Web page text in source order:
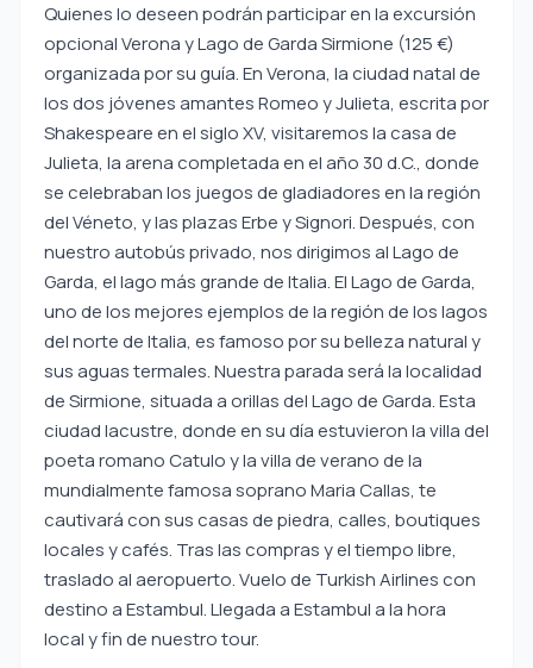
Quienes lo deseen podrán participar en la excursión
opcional Verona y Lago de Garda Sirmione (125 €)
organizada por su guía. En Verona, la ciudad natal de
los dos jóvenes amantes Romeo y Julieta, escrita por
Shakespeare en el siglo XV, visitaremos la casa de
Julieta, la arena completada en el año 30 d.C., donde
se celebraban los juegos de gladiadores en la región
del Véneto, y las plazas Erbe y Signori. Después, con
nuestro autobús privado, nos dirigimos al Lago de
Garda, el lago más grande de Italia. El Lago de Garda,
uno de los mejores ejemplos de la región de los lagos
del norte de Italia, es famoso por su belleza natural y
sus aguas termales. Nuestra parada será la localidad
de Sirmione, situada a orillas del Lago de Garda. Esta
ciudad lacustre, donde en su día estuvieron la villa del
poeta romano Catulo y la villa de verano de la
mundialmente famosa soprano Maria Callas, te
cautivará con sus casas de piedra, calles, boutiques
locales y cafés. Tras las compras y el tiempo libre,
traslado al aeropuerto. Vuelo de Turkish Airlines con
destino a Estambul. Llegada a Estambul a la hora
local y fin de nuestro tour.